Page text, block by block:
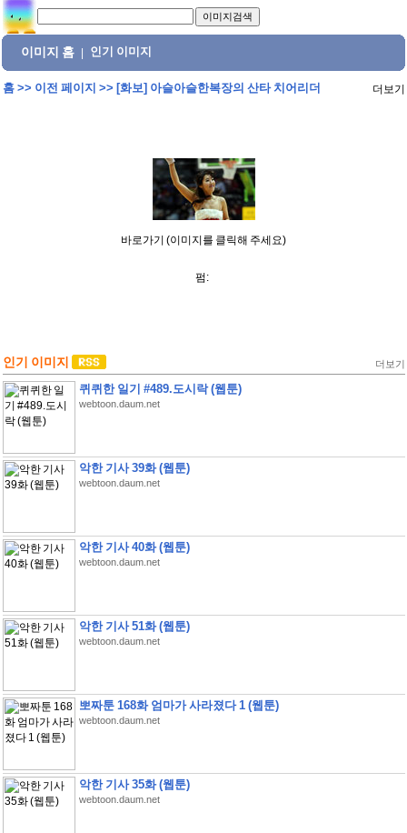
이미지 홈 인기 이미지
홈>> 이전 페이지 >> [화보] 아슬아슬한복장의 산타 치어리더 더보기
바로가기 (이미지를 클릭해 주세요)
펌:
인기 이미지 더보기
퀴퀴한 일기 #489.도시락 (웹툰)
webtoon.daum.net
악한 기사 39화 (웹툰)
webtoon.daum.net
악한 기사 40화 (웹툰)
webtoon.daum.net
악한 기사 51화 (웹툰)
webtoon.daum.net
뽀짜툰 168화 엄마가 사라졌다 1 (웹툰)
webtoon.daum.net
악한 기사 35화 (웹툰)
webtoon.daum.net